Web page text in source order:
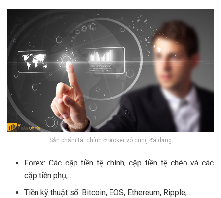
Sản phẩm tài chính ở broker vô cùng đa dạng
Forex: Các cặp tiền tệ chính, cặp tiền tệ chéo và các
cặp tiền phụ,…
Tiền kỹ thuật số: Bitcoin, EOS, Ethereum, Ripple,…